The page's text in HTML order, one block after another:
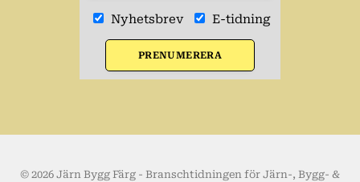
Nyhetsbrev E-tidning
PRENUMERERA
© 2026 Järn Bygg Färg - Branschtidningen för Järn-, Bygg- &